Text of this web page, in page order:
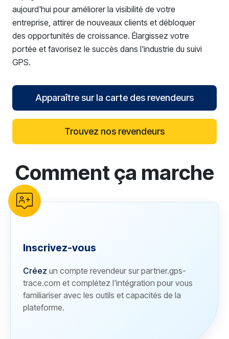
aujourd'hui pour améliorer la visibilité de votre
entreprise, attirer de nouveaux clients et débloquer
des opportunités de croissance. Élargissez votre
portée et favorisez le succès dans l'industrie du suivi
GPS.
Apparaître sur la carte des revendeurs
Trouvez nos revendeurs
reCAPTCHA verification
Comment ça marche
Inscrivez-vous
Créez un compte revendeur sur partner.gps-
trace.com et complétez l'intégration pour vous
familiariser avec les outils et capacités de la
plateforme.